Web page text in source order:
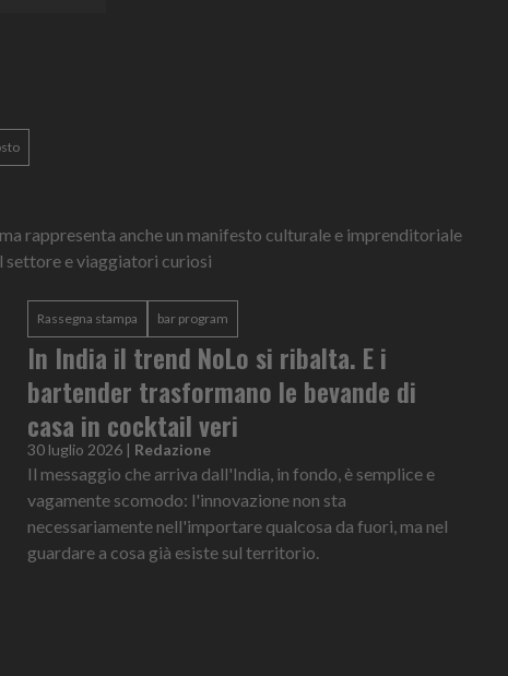
rappresenta anche un manifesto culturale e imprenditoriale
settore e viaggiatori curiosi
Rassegna stampa bar program
In India il trend NoLo si ribalta. E i
bartender trasformano le bevande di
casa in cocktail veri
30 luglio 2026 | Redazione
Il messaggio che arriva dall'India, in fondo, è semplice e
vagamente scomodo: l'innovazione non sta
necessariamente nell'importare qualcosa da fuori, ma nel
guardare a cosa già esiste sul territorio.